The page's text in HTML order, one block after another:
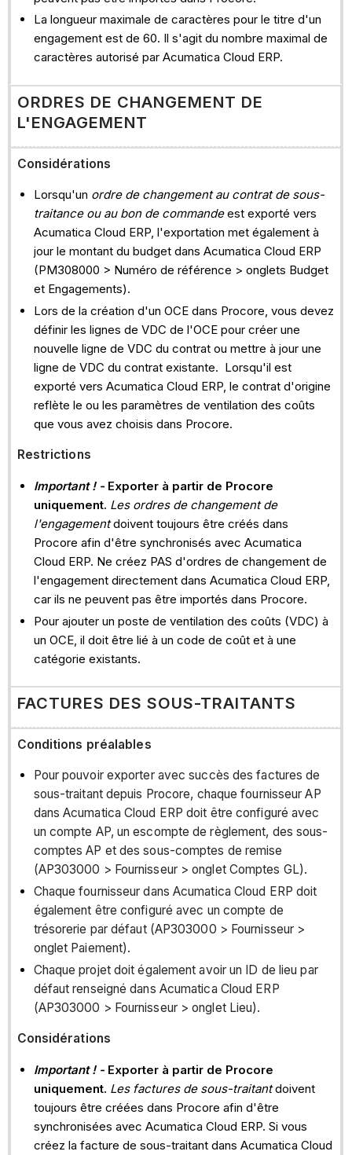
La longueur maximale de caractères pour le titre d'un
engagement est de 60. Il s'agit du nombre maximal de
caractères autorisé par Acumatica Cloud ERP.
ORDRES DE CHANGEMENT DE
L'ENGAGEMENT
Considérations
Lorsqu'un ordre de changement au contrat de sous-
traitance ou au bon de commandeest exporté vers
Acumatica Cloud ERP, l'exportation met également à
jour le montant du budget dans Acumatica Cloud ERP
(PM308000 > Numéro de référence > onglets Budget
et Engagements).
Lors de la création d'un OCE dans Procore, vous devez
définir les lignes de VDC de l'OCE pour créer une
nouvelle ligne de VDC du contrat ou mettre à jour une
ligne de VDC du contrat existante. Lorsqu'il est
exporté vers Acumatica Cloud ERP, le contrat d'origine
reflète le ou les paramètres de ventilation des coûts
que vous avez choisis dans Procore.
Restrictions
Important ! - Exporter à partir de Procore
uniquement. Les ordres de changement de
l'engagementdoivent toujours être créés dans
Procore afin d'être synchronisés avec Acumatica
Cloud ERP. Ne créez PAS d'ordres de changement de
l'engagement directement dans Acumatica Cloud ERP,
car ils ne peuvent pas être importés dans Procore.
Pour ajouter un poste de ventilation des coûts (VDC) à
un OCE, il doit être lié à un code de coût et à une
catégorie existants.
FACTURES DES SOUS-TRAITANTS
Conditions préalables
Pour pouvoir exporter avec succès des factures de
sous-traitant depuis Procore, chaque fournisseur AP
dans Acumatica Cloud ERP doit être configuré avec
un compte AP, un escompte de règlement, des sous-
comptes AP et des sous-comptes de remise
(AP303000 > Fournisseur > onglet Comptes GL).
Chaque fournisseur dans Acumatica Cloud ERP doit
également être configuré avec un compte de
trésorerie par défaut (AP303000 > Fournisseur >
onglet Paiement).
Chaque projet doit également avoir un ID de lieu par
défaut renseigné dans Acumatica Cloud ERP
(AP303000 > Fournisseur > onglet Lieu).
Considérations
Important ! - Exporter à partir de Procore
uniquement. Les factures de sous-traitantdoivent
toujours être créées dans Procore afin d'être
synchronisées avec Acumatica Cloud ERP. Si vous
créez la facture de sous-traitant dans Acumatica Cloud